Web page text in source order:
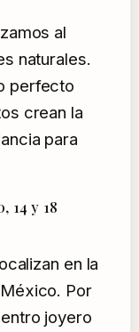
al
naturales.
perfecto
crean la
para
14 y 18
en la
Por
joyero